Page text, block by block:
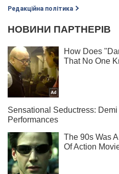
Редакційна політика